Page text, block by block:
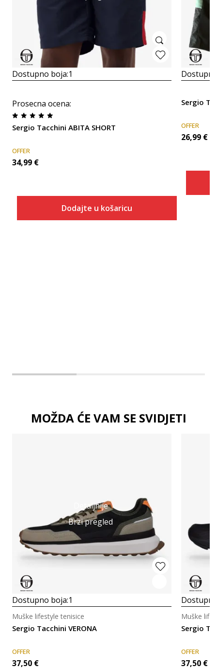
Dostupno boja:1
Prosecna ocena:
Sergio Tacchini ABITA SHORT
OFFER
34,99 €
Dodajte u košaricu
Sergio
OFFER
26,99 €
MOŽDA ĆE VAM SE SVIDJETI
Detaljnije
Brzi pregled
Dostupno boja:1
Sergio Tacchini VERONA
Muške lifestyle tenisice
OFFER
37,50 €
Sergio
Muške
OFFER
37,50 €